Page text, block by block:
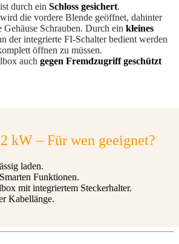
durch ein Schloss gesichert.
die vordere Blende geöffnet, dahinter
Gehäuse Schrauben. Durch ein kleines
der integrierte FI-Schalter bedient werden
öffnen zu müssen.
auch gegen Fremdzugriff geschützt
kW – Für wen geeignet?
laden.
Funktionen.
mit integriertem Steckerhalter.
Kabellänge.